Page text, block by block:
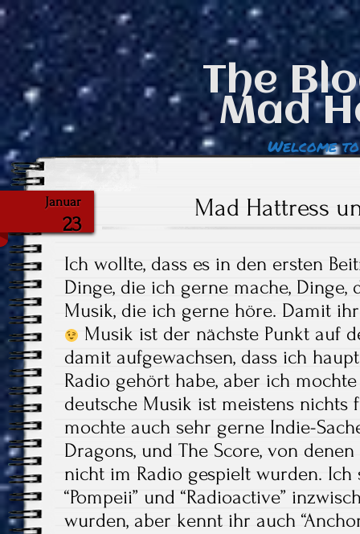
The
Mad
Welcome
Januar
23
Mad Hattress
Ich wollte, dass es in den ersten
Dinge, die ich gerne mache, Dinge,
Musik, die ich gerne höre. Damit
Musik ist der nächste Punkt auf
damit aufgewachsen, dass ich
Radio gehört habe, aber ich
deutsche Musik ist meistens
mochte auch sehr gerne Indie-
Dragons, und The Score, von
nicht im Radio gespielt wurden. Ich
“Pompeii” und “Radioactive”
wurden, aber kennt ihr auch